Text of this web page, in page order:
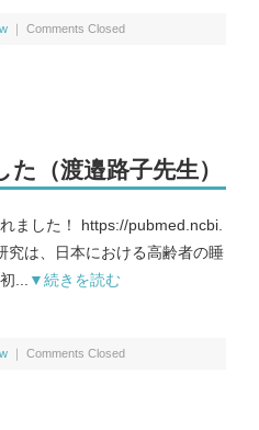
ア｜Malaysia
他｜Other
｜ Comments Closed
（渡邉路子先生）
ました！ https://pubmed.ncbi.
究は、日本における高齢者の睡
...
▼続きを読む
｜ Comments Closed